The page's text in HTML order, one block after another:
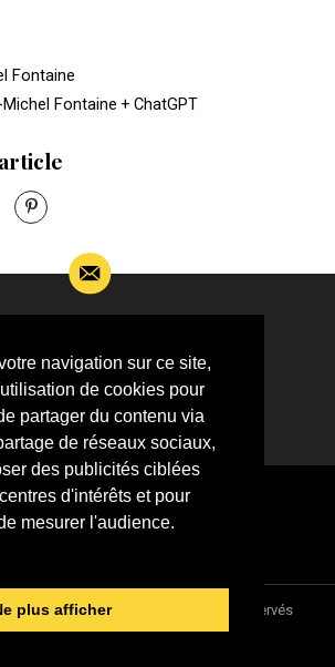
navigation sur ce site,
de cookies pour
partager du contenu via
de réseaux sociaux,
des publicités ciblées
d'intérêts et pour
mesurer l'audience.
plus afficher
Fontaine
Fontaine + ChatGPT
sur l’actualité de Jean-Jacques
Goldman,
ÉCRIVEZ-MOI !
d'sa vie" © 1997 - 2026 - Tous droits réservés